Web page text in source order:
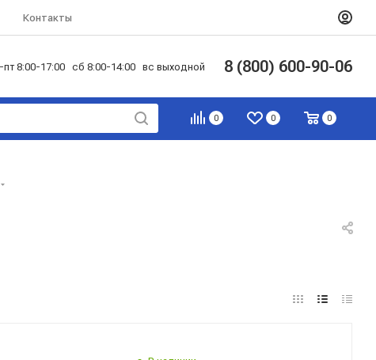
Контакты
8:00-17:00 сб 8:00-14:00 вс выходной 8 (800) 600-90-06
0 0 0